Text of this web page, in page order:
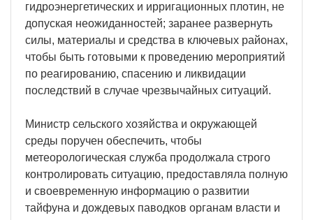
гидроэнергетических и ирригационных плотин, не
допуская неожиданностей; заранее развернуть
силы, материалы и средства в ключевых районах,
чтобы быть готовыми к проведению мероприятий
по реагированию, спасению и ликвидации
последствий в случае чрезвычайных ситуаций.
Министр сельского хозяйства и окружающей
среды поручен обеспечить, чтобы
метеорологическая служба продолжала строго
контролировать ситуацию, предоставляла полную
и своевременную информацию о развитии
тайфуна и дождевых паводков органам власти и